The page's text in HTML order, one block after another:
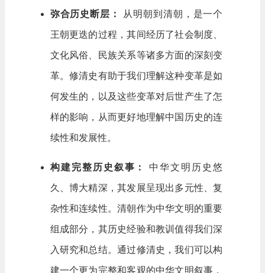
弥合历史断层： 从明朝到清朝，是一个
王朝更迭的过程，其间经历了社会制度、
文化风俗、民族关系等诸多方面的深刻变
革。修清史有助于我们理解这种变革是如
何发生的，以及这些变革对后世产生了怎
样的影响，从而更好地理解中国历史的连
续性和发展性。
构建完整历史叙事： 中华文明历史悠
久、博大精深，其发展呈现出多元性、复
杂性和连续性。清朝作为中华文明的重要
组成部分，其历史经验和教训值得我们深
入研究和总结。通过修清史，我们可以构
建一个更为完整和客观的中华文明叙事，